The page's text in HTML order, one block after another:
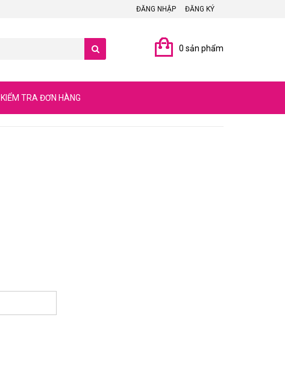
ĐĂNG NHẬP ĐĂNG KÝ
0 sản phẩm
KIỂM TRA ĐƠN HÀNG